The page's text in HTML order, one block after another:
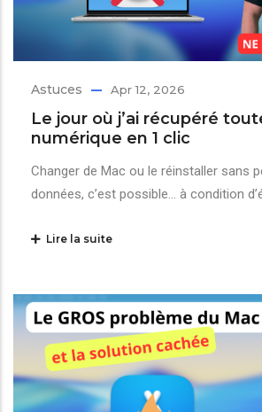
Astuces Apr 12, 2026
Le jour où j’ai récupéré
numérique en 1 clic
Changer de Mac ou le réinstaller sans
données, c’est possible… à condition
Lire la suite